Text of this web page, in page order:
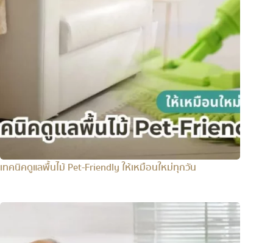
เทคนิคดูแลพื้นไม้ Pet-Friendly ให้เหมือนใหม่ทุกวัน